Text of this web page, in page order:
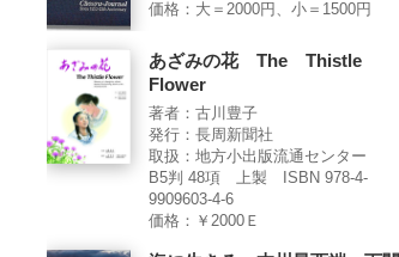
価格：大＝2000円、小＝1500円
あざみの花 The Thistle
Flower
著者：古川豊子
発行：長周新聞社
取扱：地方小出版流通センター
B5判 48項 上製 ISBN 978-4-
9909603-4-6
価格：￥2000Ｅ